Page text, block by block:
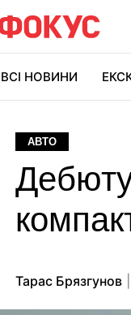
ВСІ НОВИНИ
АВТО
Тарас Брязгунов